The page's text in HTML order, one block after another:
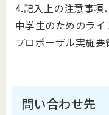
4.記入上の注意事項
中学生のためのラ
プロポーザル実施要
問い合わせ先